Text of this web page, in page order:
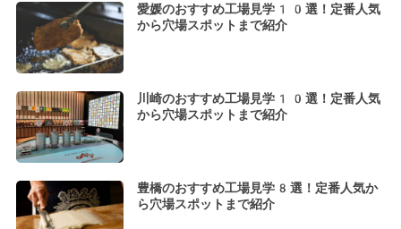
愛媛のおすすめ工場見学10選！定番人気
から穴場スポットまで紹介
川崎のおすすめ工場見学10選！定番人気
から穴場スポットまで紹介
豊橋のおすすめ工場見学8選！定番人気か
ら穴場スポットまで紹介